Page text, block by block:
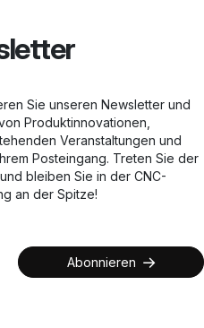
Sie unseren Newsletter und
Produktinnovationen,
Veranstaltungen und
Posteingang. Treten Sie der
bleiben Sie in der CNC-
an der Spitze!
Abonnieren